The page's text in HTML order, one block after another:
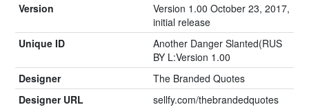
Version
Version 1.00 October 23, 2017,
initial release
Unique ID
Another Danger Slanted(RUS
BY L:Version 1.00
Designer
The Branded Quotes
Designer URL
sellfy.com/thebrandedquotes